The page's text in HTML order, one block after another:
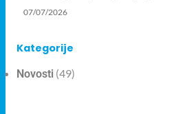
07/07/2026
Kategorije
Novosti (49)